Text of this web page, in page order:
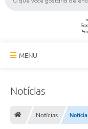
MENU
Serviços Online
Notícias
Notícias Notícia